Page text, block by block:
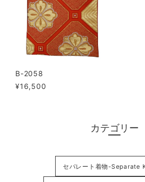
B-2058
¥16,500
カテゴリー
セパレート着物-Separate